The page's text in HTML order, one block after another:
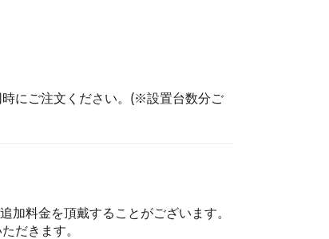
にご注文ください。(※設置台数分ご
加料金を頂戴することがございます。
だきます。